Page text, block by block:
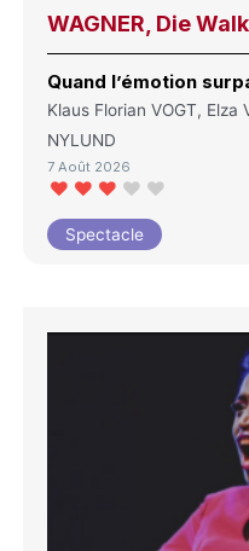
WAGNER, Die
Quand l’émotion
Klaus Florian VOGT, Elza
NYLUND
7 Août 2026
Spectacle